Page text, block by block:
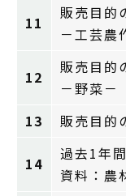
11
販売目的
－工芸
12
販売目的
－野菜
13
販売目
14
過去1年
資料：農